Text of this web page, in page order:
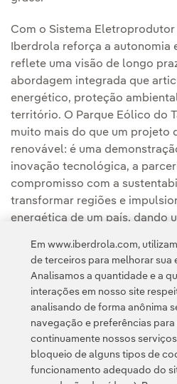
Com o Sistema Eletroprodutor
Iberdrola reforça a autonomia
reflete uma visão de longo
abordagem integrada que
energético, proteção
território. O Parque Eólico do
muito mais do que um projeto
renovável: é uma
inovação tecnológica, a
compromisso com a
transformar regiões e
energética de um país, dando
Política de
Política de cookies Configuração
Em www.iberdrola.com,
de terceiros para melhorar sua
Analisamos a quantidade e a
interações em nosso site
analisando de forma anônima
navegação e preferências
continuamente nossos
bloqueio de alguns tipos de
funcionamento adequado do